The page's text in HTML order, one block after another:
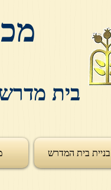
בית
בניית בית המדרש